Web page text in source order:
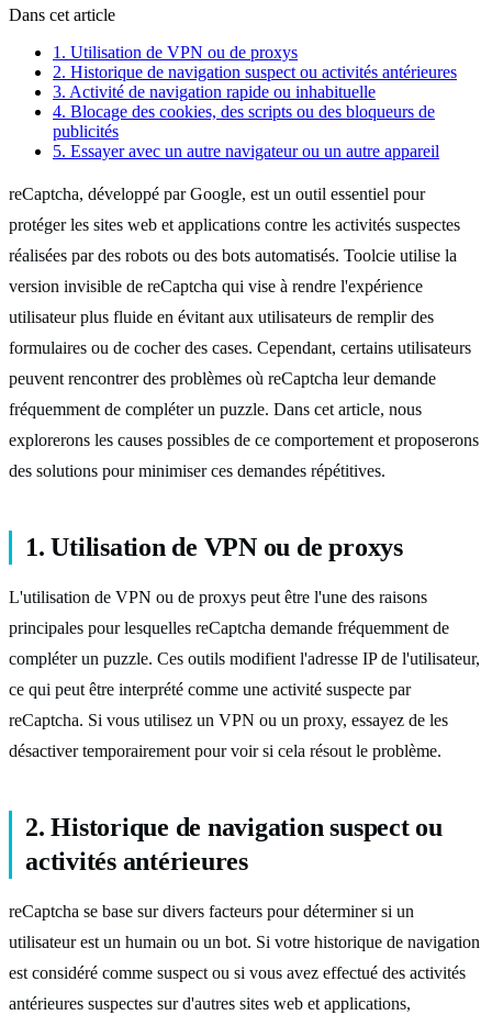
Dans cet article
1. Utilisation de VPN ou de proxys
2. Historique de navigation suspect ou activités antérieures
3. Activité de navigation rapide ou inhabituelle
4. Blocage des cookies, des scripts ou des bloqueurs de
publicités
5. Essayer avec un autre navigateur ou un autre appareil
reCaptcha, développé par Google, est un outil essentiel pour
protéger les sites web et applications contre les activités suspectes
réalisées par des robots ou des bots automatisés. Toolcie utilise la
version invisible de reCaptcha qui vise à rendre l'expérience
utilisateur plus fluide en évitant aux utilisateurs de remplir des
formulaires ou de cocher des cases. Cependant, certains utilisateurs
peuvent rencontrer des problèmes où reCaptcha leur demande
fréquemment de compléter un puzzle. Dans cet article, nous
explorerons les causes possibles de ce comportement et proposerons
des solutions pour minimiser ces demandes répétitives.
1. Utilisation de VPN ou de proxys
L'utilisation de VPN ou de proxys peut être l'une des raisons
principales pour lesquelles reCaptcha demande fréquemment de
compléter un puzzle. Ces outils modifient l'adresse IP de l'utilisateur,
ce qui peut être interprété comme une activité suspecte par
reCaptcha. Si vous utilisez un VPN ou un proxy, essayez de les
désactiver temporairement pour voir si cela résout le problème.
2. Historique de navigation suspect ou
activités antérieures
reCaptcha se base sur divers facteurs pour déterminer si un
utilisateur est un humain ou un bot. Si votre historique de navigation
est considéré comme suspect ou si vous avez effectué des activités
antérieures suspectes sur d'autres sites web et applications,